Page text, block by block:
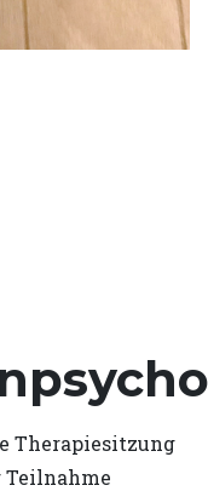
Therapiesitzung